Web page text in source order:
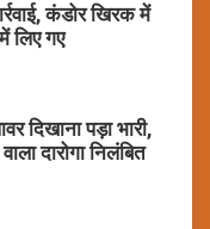
कंडोर खिरक में
लिए गए
दिखाना पड़ा भारी,
दारोगा निलंबित